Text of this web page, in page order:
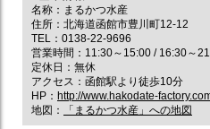
名称：まるかつ水産
住所：北海道函館市豊川町12-12
TEL：0138-22-9696
営業時間：11:30～15:00 / 16:30～
定休日：無休
アクセス：函館駅より徒歩10分
HP： http://www.hakodate-
地図：
「まるかつ水産」への地図